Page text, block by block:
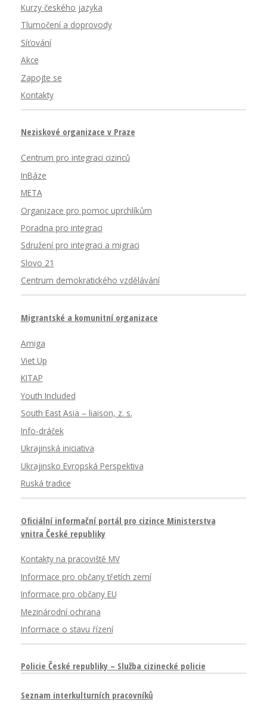
Kurzy českého jazyka
Tlumočení a doprovody
Síťování
Akce
Zapojte se
Kontakty
Neziskové organizace v Praze
Centrum pro integraci cizinců
InBáze
META
Organizace pro pomoc uprchlíkům
Poradna pro integraci
Sdružení pro integraci a migraci
Slovo 21
Centrum demokratického vzdělávání
Migrantské a komunitní organizace
Amiga
Viet Up
KITAP
Youth Included
South East Asia – liaison, z. s.
Info-dráček
Ukrajinská iniciativa
Ukrajinsko Evropská Perspektiva
Ruská tradice
Oficiální informační portál pro cizince Ministerstva
vnitra České republiky
Kontakty na pracoviště MV
Informace pro občany třetích zemí
Informace pro občany EU
Mezinárodní ochrana
Informace o stavu řízení
Policie České republiky – Služba cizinecké policie
Seznam interkulturních pracovníků